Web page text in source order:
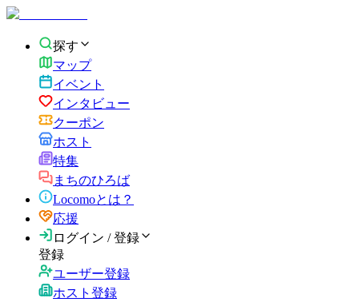
探す
マップ
イベント
インタビュー
クーポン
ホスト
特集
まちのひろば
Locomoとは？
応援
ログイン / 登録
登録
ユーザー登録
ホスト登録